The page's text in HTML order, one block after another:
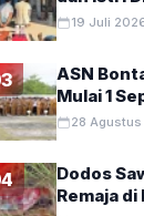
19 Juli
ASN
Mulai 1
28
Dodos
Remaja